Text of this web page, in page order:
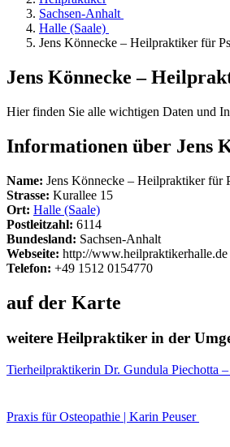
Sachsen-Anhalt
Halle (Saale)
Jens Könnecke – Heilpraktiker für
Jens Könnecke –
Hier finden Sie alle wichtigen Daten und
Informationen über Jens
Name: Jens Könnecke – Heilpraktiker für
Strasse: Kurallee 15
Ort: Halle (Saale)
Postleitzahl: 6114
Bundesland: Sachsen-Anhalt
Webseite: http://www.heilpraktikerhalle.de
Telefon: +49 1512 0154770
auf der Karte
weitere Heilpraktiker in der
Tierheilpraktikerin Dr. Gundula Piechotta
Praxis für Osteopathie | Karin Peuser